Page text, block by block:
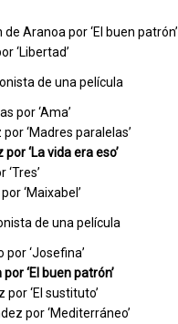
de Aranoa por ‘El buen patrón’
‘Libertad’
de una película
por ‘Ama’
‘Madres paralelas’
‘La vida era eso’
‘Maixabel’
de una película
‘Josefina’
‘El buen patrón’
por ‘El sustituto’
por ‘Mediterráneo’